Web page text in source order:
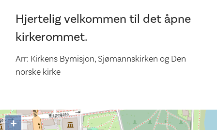
Hjertelig velkommen til det åpne
kirkerommet.
Arr: Kirkens Bymisjon, Sjømannskirken og Den
norske kirke
+